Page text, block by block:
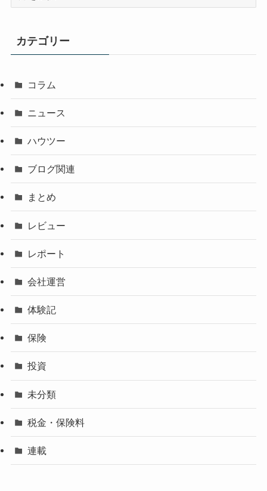
ブ
カテゴリー
コラム
ニュース
ハウツー
ブログ関連
まとめ
レビュー
レポート
会社運営
体験記
保険
投資
未分類
税金・保険料
連載